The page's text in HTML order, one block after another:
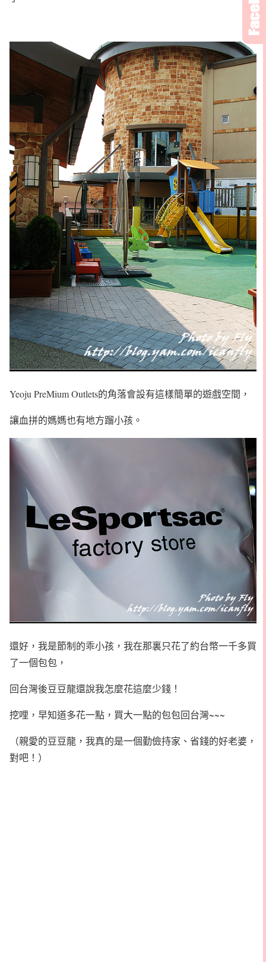
Yeoju PreMium Outlets的角落會設有這樣簡單的遊戲空間，
讓血拼的媽媽也有地方蹓小孩。
還好，我是節制的乖小孩，我在那裏只花了約台幣一千多買
了一個包包，
回台灣後豆豆龍還說我怎麼花這麼少錢！
挖哩，早知道多花一點，買大一點的包包回台灣~~~
（親愛的豆豆龍，我真的是一個勤儉持家、省錢的好老婆，
對吧！）